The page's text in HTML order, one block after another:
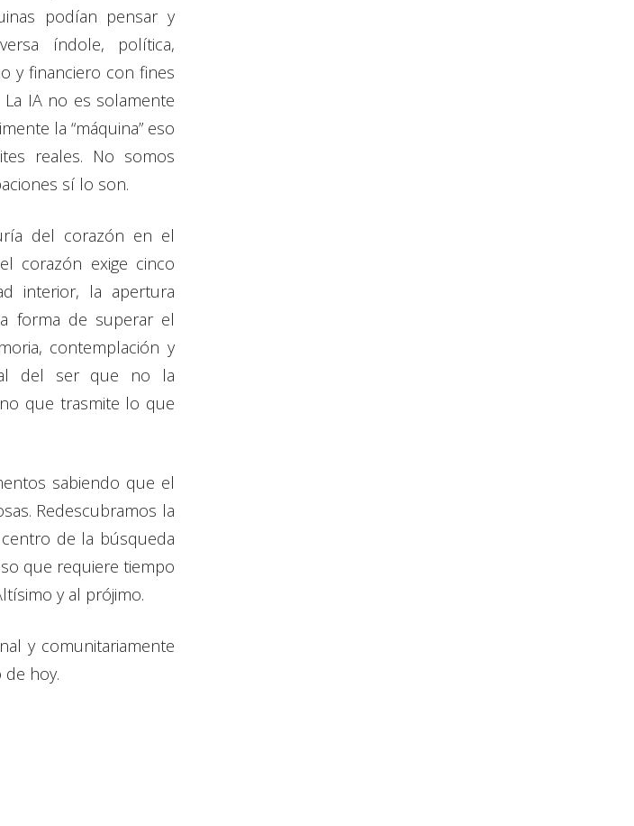
podían pensar y
índole, política,
y financiero con fines
IA no es solamente
la “máquina” eso
reales. No somos
sí lo son.
del corazón en el
corazón exige cinco
interior, la apertura
forma de superar el
contemplación y
del ser que no la
que trasmite lo que
sabiendo que el
Redescubramos la
de la búsqueda
que requiere tiempo
y al prójimo.
y comunitariamente
hoy.